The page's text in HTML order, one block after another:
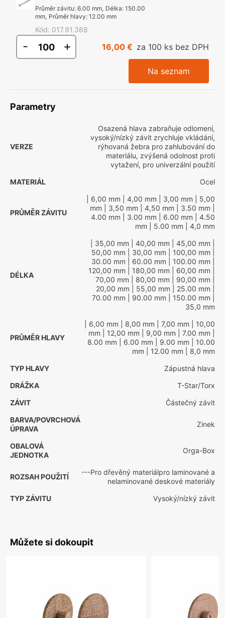
Průměr závitu:6.00 mm, Délka:150.00
mm, Průměr hlavy:12.00 mm
Kód: 017.91.388
- + 16,00 € za 100 ks bez DPH
Na seznam
Parametry
VERZE
Osazená hlava zabraňuje odlomení,
vysoký/nízký závit zrychluje vkládání,
rýhovaná žebra pro zahlubování do
materiálu, zvýšená odolnost proti
vytažení, pro univerzální použití
MATERIÁL
Ocel
PRŮMĚR ZÁVITU
| 6,00 mm | 4,00 mm | 3,00 mm | 5,00
mm | 3,50 mm | 4,50 mm | 3.50 mm
4.00 mm | 3.00 mm | 6.00 mm | 4.50
mm | 5.00 mm | 4,0 mm
DÉLKA
| 35,00 mm | 40,00 mm | 45,00 mm
50,00 mm | 30,00 mm | 100,00 mm
30.00 mm | 60.00 mm | 100.00 mm
120,00 mm | 180,00 mm | 60,00 mm
70,00 mm | 80,00 mm | 90,00 mm
20,00 mm | 55,00 mm | 25.00 mm
70.00 mm | 90.00 mm | 150.00 mm
35,0 mm
PRŮMĚR HLAVY
| 6,00 mm | 8,00 mm | 7,00 mm | 10,00
mm | 12,00 mm | 9,00 mm | 7.00 mm
8.00 mm | 6.00 mm | 9.00 mm | 10.00
mm | 12.00 mm | 8,0 mm
TYP HLAVY
Zápustná hlava
DRÁŽKA
T-Star/Torx
ZÁVIT
Částečný závit
BARVA/POVRCHOVÁ
ÚPRAVA
Zinek
OBALOVÁ
JEDNOTKA
Orga-Box
ROZSAH POUŽITÍ
---Pro dřevěný materiálpro laminované a
nelaminované deskové materiály
TYP ZÁVITU
Vysoký/nízký závit
Můžete si dokoupit